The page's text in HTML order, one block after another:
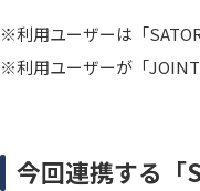
※利用ユーザーは「
※利用ユーザーが「JOINT
今回連携する「